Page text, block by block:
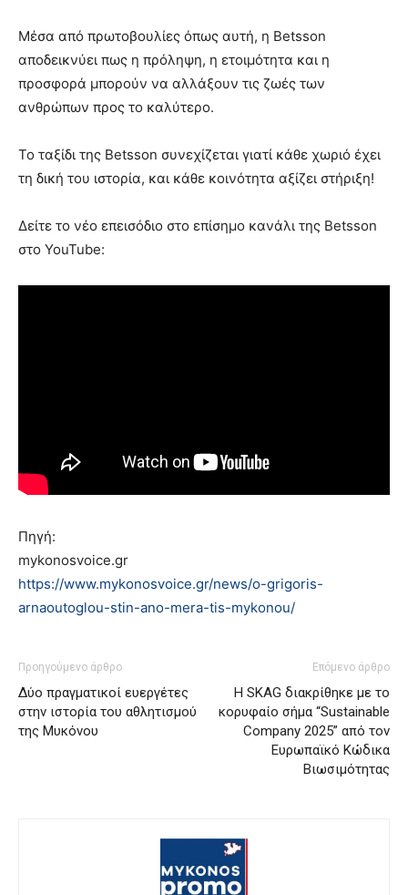
Μέσα από πρωτοβουλίες όπως αυτή, η Betsson
αποδεικνύει πως η πρόληψη, η ετοιμότητα και η
προσφορά μπορούν να αλλάξουν τις ζωές των
ανθρώπων προς το καλύτερο.
Το ταξίδι της Betsson συνεχίζεται γιατί κάθε χωριό έχει
τη δική του ιστορία, και κάθε κοινότητα αξίζει στήριξη!
Δείτε το νέο επεισόδιο στο επίσημο κανάλι της Betsson
στο YouTube:
Πηγή:
mykonosvoice.gr
https://www.mykonosvoice.gr/news/o-grigoris-
arnaoutoglou-stin-ano-mera-tis-mykonou/
Προηγούμενο άρθρο
Δύο πραγματικοί ευεργέτες
στην ιστορία του αθλητισμού
της Μυκόνου
Επόμενο άρθρο
Η SKAG διακρίθηκε με το
κορυφαίο σήμα “Sustainable
Company 2025” από τον
Ευρωπαϊκό Κώδικα
Βιωσιμότητας